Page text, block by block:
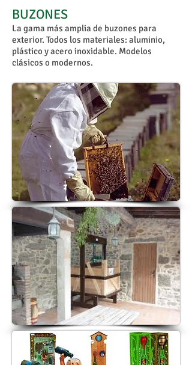
BUZONES
La gama más amplia de buzones para
exterior. Todos los materiales: aluminio,
plástico y acero inoxidable. Modelos
clásicos o modernos.